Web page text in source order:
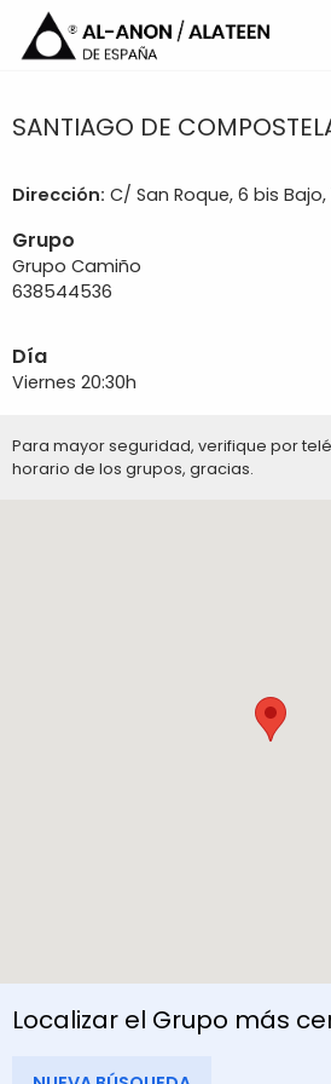
Localizar el Grupo más
SANTIAGO DE
Dirección: C/ San Roque, 6 bis Bajo,
Grupo
Grupo Camiño
638544536
Día
Viernes 20:30h
Para mayor seguridad, verifique por
horario de los grupos, gracias.